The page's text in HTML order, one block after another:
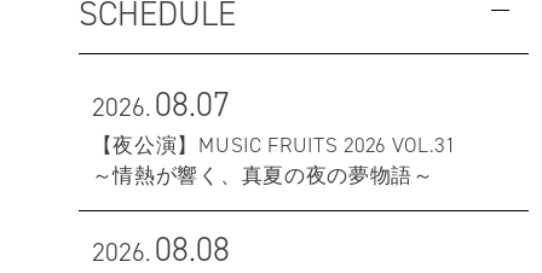
SCHEDULE
2026.08.07
【夜公演】MUSIC FRUITS 2026 VOL.31
～情熱が響く、真夏の夜の夢物語～
2026.08.08